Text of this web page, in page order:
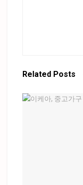
Related Posts